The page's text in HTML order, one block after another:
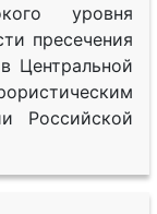
уровня
пресечения
Центральной
Российской